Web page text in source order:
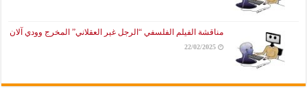
مناقشة الفيلم الفلسفي “الرجل غير العقلاني” المخرج وودي آلان
22/02/2025